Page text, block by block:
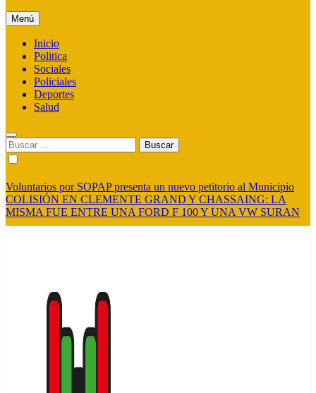
Menú
Inicio
Politica
Sociales
Policiales
Deportes
Salud
Buscar:
Voluntarios por SOPAP presenta un nuevo petitorio al Municipio
COLISIÓN EN CLEMENTE GRAND Y CHASSAING: LA
MISMA FUE ENTRE UNA FORD F 100 Y UNA VW SURAN